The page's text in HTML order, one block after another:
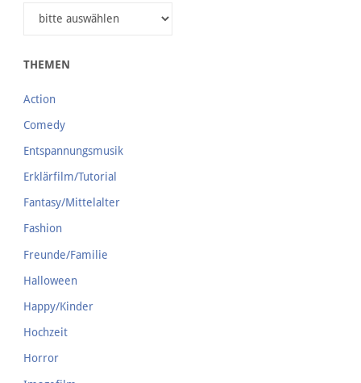
THEMEN
Action
Comedy
Entspannungsmusik
Erklärfilm/Tutorial
Fantasy/Mittelalter
Fashion
Freunde/Familie
Halloween
Happy/Kinder
Hochzeit
Horror